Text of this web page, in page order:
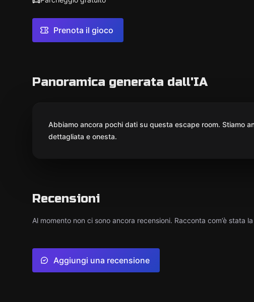
Prenota il gioco
Panoramica generata dall'IA
Abbiamo ancora pochi dati su questa escape room. Stiamo
dettagliata e onesta.
Recensioni
Al momento non ci sono ancora recensioni. Racconta com’è stata
Aggiungi una recensione